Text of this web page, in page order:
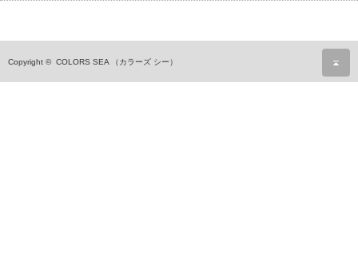
Copyright © COLORS SEA （カラーズ シー）